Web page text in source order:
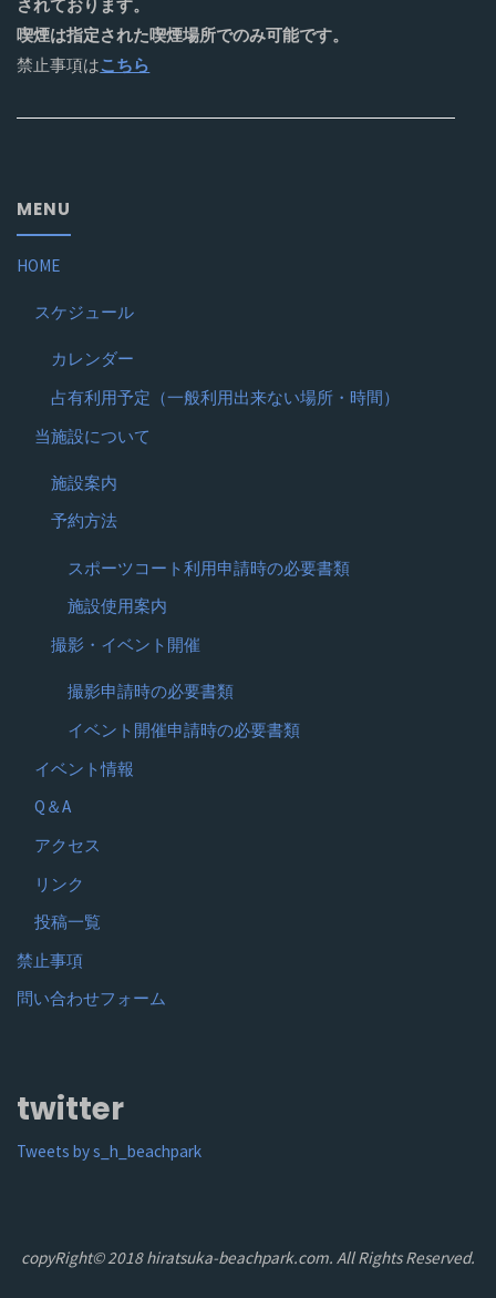
されております。
喫煙は指定された喫煙場所でのみ可能です。
禁止事項はこちら
MENU
HOME
スケジュール
カレンダー
占有利用予定（一般利用出来ない場所・時間）
当施設について
施設案内
予約方法
スポーツコート利用申請時の必要書類
施設使用案内
撮影・イベント開催
撮影申請時の必要書類
イベント開催申請時の必要書類
イベント情報
Q＆A
アクセス
リンク
投稿一覧
禁止事項
問い合わせフォーム
twitter
Tweets by s_h_beachpark
copyRight© 2018 hiratsuka-beachpark.com. All Rights Reserved.